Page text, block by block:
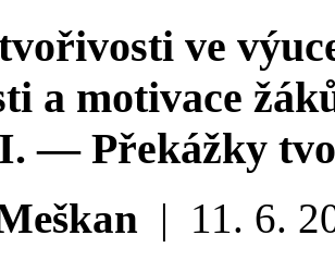
ve
a motivace
— Překážky
| 11. 6.